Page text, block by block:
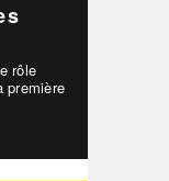
rôle
première